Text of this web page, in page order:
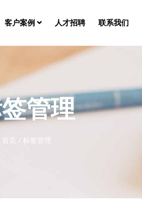
客户案例 人才招聘 联系我们
管理
首页 / 标签管理